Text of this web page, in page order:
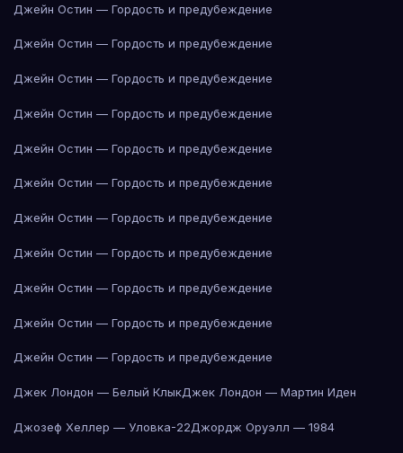
Джейн Остин — Гордость и предубеждение
Джейн Остин — Гордость и предубеждение
Джейн Остин — Гордость и предубеждение
Джейн Остин — Гордость и предубеждение
Джейн Остин — Гордость и предубеждение
Джейн Остин — Гордость и предубеждение
Джейн Остин — Гордость и предубеждение
Джейн Остин — Гордость и предубеждение
Джейн Остин — Гордость и предубеждение
Джейн Остин — Гордость и предубеждение
Джейн Остин — Гордость и предубеждение
Джек Лондон — Белый КлыкДжек Лондон — Мартин Иден
Джозеф Хеллер — Уловка-22Джордж Оруэлл — 1984